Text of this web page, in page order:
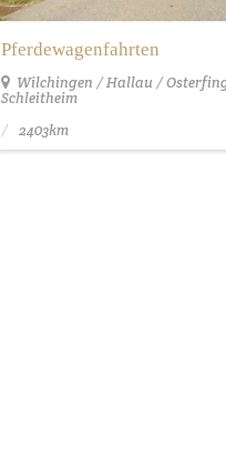
Pferdewagenfahrten
Wilchingen / Hallau /
Schleitheim
2403km